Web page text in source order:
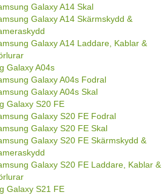
Galaxy A14 Skal
Galaxy A14 Skärmskydd &
Galaxy A14 Laddare, Kablar &
Galaxy A04s
Galaxy A04s Fodral
Galaxy A04s Skal
Galaxy S20 FE
Galaxy S20 FE Fodral
Galaxy S20 FE Skal
Galaxy S20 FE Skärmskydd &
Galaxy S20 FE Laddare, Kablar &
Galaxy S21 FE